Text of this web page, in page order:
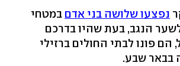
נפצעו שלושה בני אדם במטחי
הנגב, בעת שהיו בדרכם
פונו לבתי החולים ברזילי
בבאר שבע.